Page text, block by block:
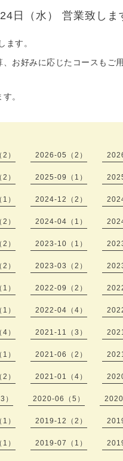
日（水） 営業致しま
ます。
お好みに応じたコースもご
。
） 2026-05（2）
） 2025-09（1）
） 2024-12（2）
） 2024-04（1）
） 2023-10（1）
） 2023-03（2）
） 2022-09（2）
） 2022-04（4）
） 2021-11（3）
） 2021-06（2）
） 2021-01（4）
2020-06（5）
） 2019-12（2）
） 2019-07（1）